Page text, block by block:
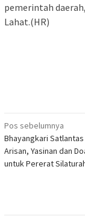
pemerintah
Lahat.(HR)
Navigasi
pos
Pos sebelumnya
Bhayangkari
Arisan, Yasinan dan
untuk Pererat